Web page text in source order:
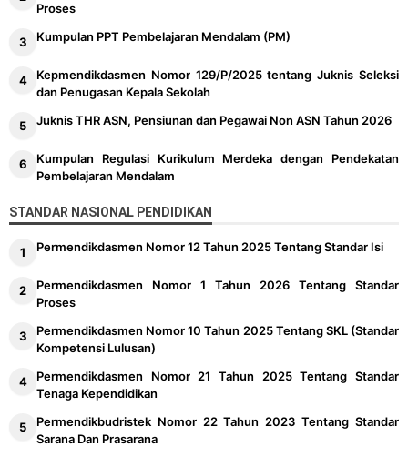
Proses
Kumpulan PPT Pembelajaran Mendalam (PM)
Kepmendikdasmen Nomor 129/P/2025 tentang Juknis Seleksi
dan Penugasan Kepala Sekolah
Juknis THR ASN, Pensiunan dan Pegawai Non ASN Tahun 2026
Kumpulan Regulasi Kurikulum Merdeka dengan Pendekatan
Pembelajaran Mendalam
STANDAR NASIONAL PENDIDIKAN
Permendikdasmen Nomor 12 Tahun 2025 Tentang Standar Isi
Permendikdasmen Nomor 1 Tahun 2026 Tentang Standar
Proses
Permendikdasmen Nomor 10 Tahun 2025 Tentang SKL (Standar
Kompetensi Lulusan)
Permendikdasmen Nomor 21 Tahun 2025 Tentang Standar
Tenaga Kependidikan
Permendikbudristek Nomor 22 Tahun 2023 Tentang Standar
Sarana Dan Prasarana